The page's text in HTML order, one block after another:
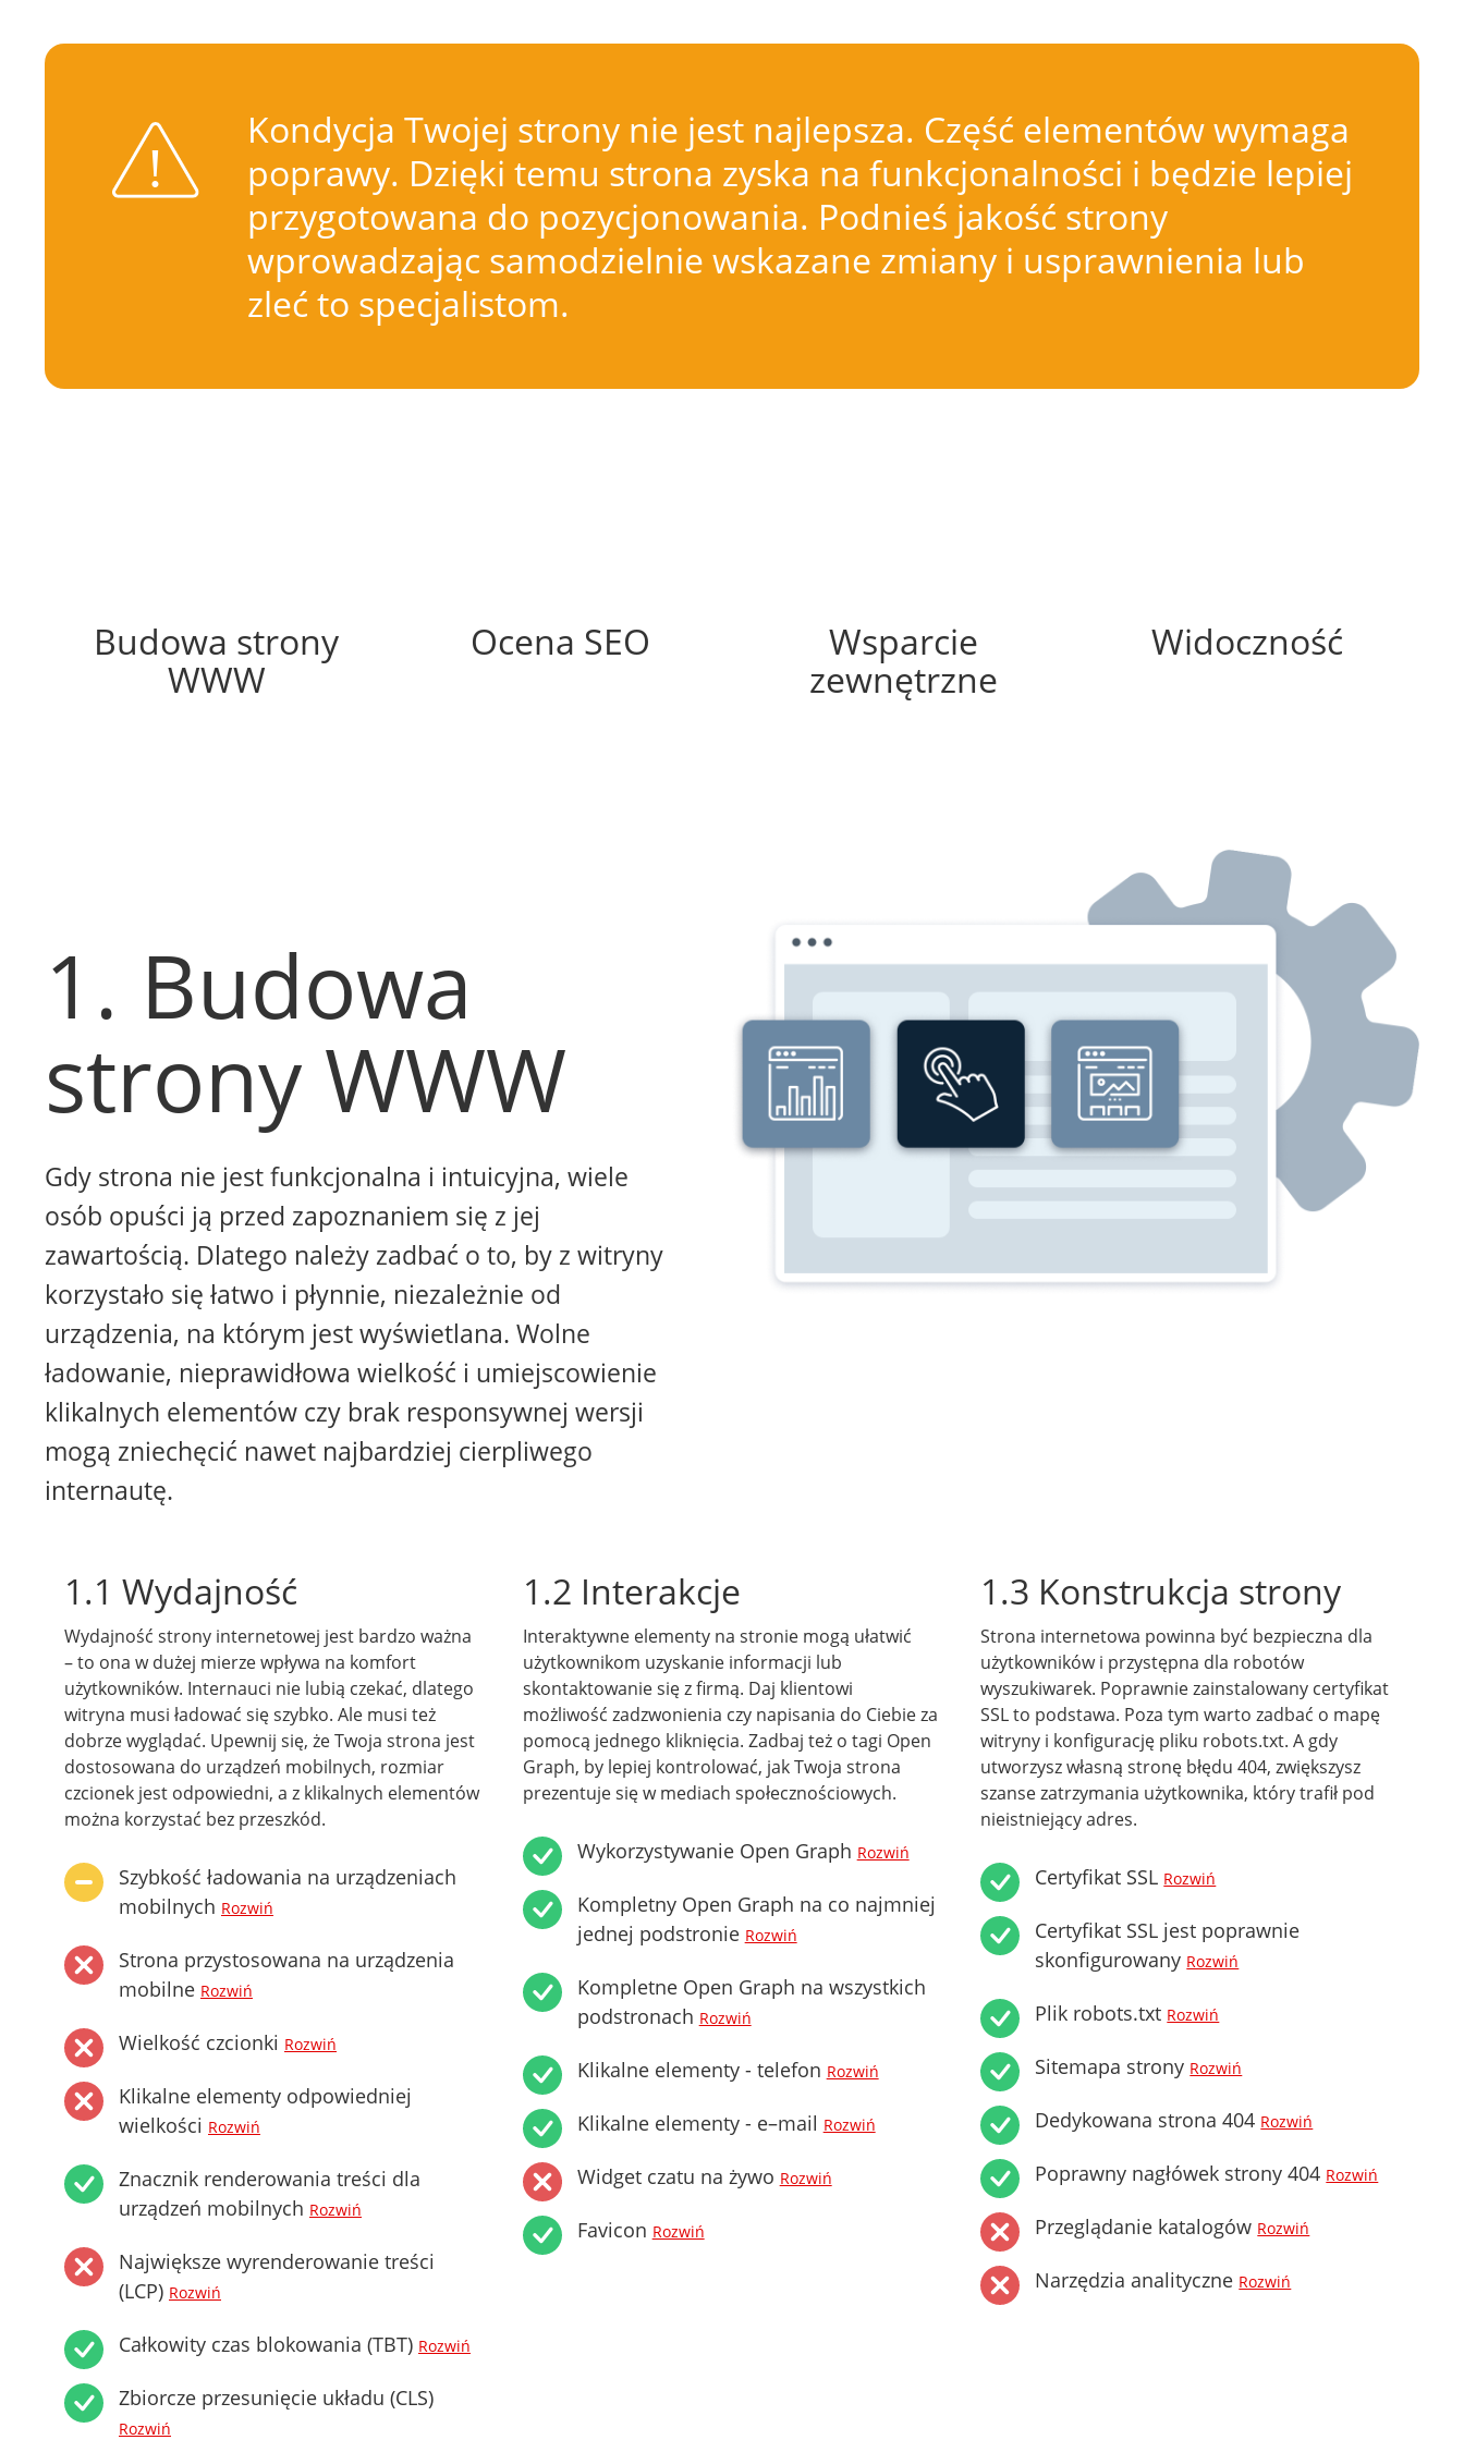
Kondycja Twojej strony nie jest najlepsza. Część elementów wymaga
poprawy. Dzięki temu strona zyska na funkcjonalności i będzie lepiej
przygotowana do pozycjonowania. Podnieś jakość strony
wprowadzając samodzielnie wskazane zmiany i usprawnienia lub
zleć to specjalistom.
Budowa strony
WWW
Ocena SEO
Wsparcie
zewnętrzne
Widoczność
1. Budowa
strony WWW
Gdy strona nie jest funkcjonalna i intuicyjna, wiele
osób opuści ją przed zapoznaniem się z jej
zawartością. Dlatego należy zadbać o to, by z witryny
korzystało się łatwo i płynnie, niezależnie od
urządzenia, na którym jest wyświetlana. Wolne
ładowanie, nieprawidłowa wielkość i umiejscowienie
klikalnych elementów czy brak responsywnej wersji
mogą zniechęcić nawet najbardziej cierpliwego
internautę.
1.1 Wydajność
Wydajność strony internetowej jest bardzo ważna
– to ona w dużej mierze wpływa na komfort
użytkowników. Internauci nie lubią czekać, dlatego
witryna musi ładować się szybko. Ale musi też
dobrze wyglądać. Upewnij się, że Twoja strona jest
dostosowana do urządzeń mobilnych, rozmiar
czcionek jest odpowiedni, a z klikalnych elementów
można korzystać bez przeszkód.
Szybkość ładowania na urządzeniach
mobilnych Rozwiń
Strona przystosowana na urządzenia
mobilne Rozwiń
Wielkość czcionki Rozwiń
Klikalne elementy odpowiedniej
wielkości Rozwiń
Znacznik renderowania treści dla
urządzeń mobilnych Rozwiń
Największe wyrenderowanie treści
(LCP) Rozwiń
Całkowity czas blokowania (TBT) Rozwiń
Zbiorcze przesunięcie układu (CLS)
Rozwiń
1.2 Interakcje
Interaktywne elementy na stronie mogą ułatwić
użytkownikom uzyskanie informacji lub
skontaktowanie się z firmą. Daj klientowi
możliwość zadzwonienia czy napisania do Ciebie za
pomocą jednego kliknięcia. Zadbaj też o tagi Open
Graph, by lepiej kontrolować, jak Twoja strona
prezentuje się w mediach społecznościowych.
Wykorzystywanie Open Graph Rozwiń
Kompletny Open Graph na co najmniej
jednej podstronie Rozwiń
Kompletne Open Graph na wszystkich
podstronach Rozwiń
Klikalne elementy - telefon Rozwiń
Klikalne elementy - e–mail Rozwiń
Widget czatu na żywo Rozwiń
Favicon Rozwiń
1.3 Konstrukcja strony
Strona internetowa powinna być bezpieczna dla
użytkowników i przystępna dla robotów
wyszukiwarek. Poprawnie zainstalowany certyfikat
SSL to podstawa. Poza tym warto zadbać o mapę
witryny i konfigurację pliku robots.txt. A gdy
utworzysz własną stronę błędu 404, zwiększysz
szanse zatrzymania użytkownika, który trafił pod
nieistniejący adres.
Certyfikat SSL Rozwiń
Certyfikat SSL jest poprawnie
skonfigurowany Rozwiń
Plik robots.txt Rozwiń
Sitemapa strony Rozwiń
Dedykowana strona 404 Rozwiń
Poprawny nagłówek strony 404 Rozwiń
Przeglądanie katalogów Rozwiń
Narzędzia analityczne Rozwiń